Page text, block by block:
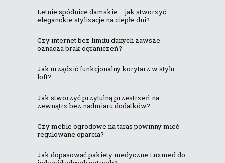
Letnie spódnice damskie – jak stworzyć
eleganckie stylizacje na ciepłe dni?
Czy internet bez limitu danych zawsze
oznacza brak ograniczeń?
Jak urządzić funkcjonalny korytarz w stylu
loft?
Jak stworzyć przytulną przestrzeń na
zewnątrz bez nadmiaru dodatków?
Czy meble ogrodowe na taras powinny mieć
regulowane oparcia?
Jak dopasować pakiety medyczne Luxmed do